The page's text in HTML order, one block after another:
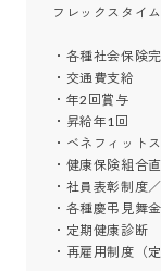
フレックスタイ
・各種社会保険
・交通費支給
・年2回賞与
・昇給年1回
・ベネフィット
・健康保険組合
・社員表彰制度
・各種慶弔見舞金
・定期健康診断
・再雇用制度（